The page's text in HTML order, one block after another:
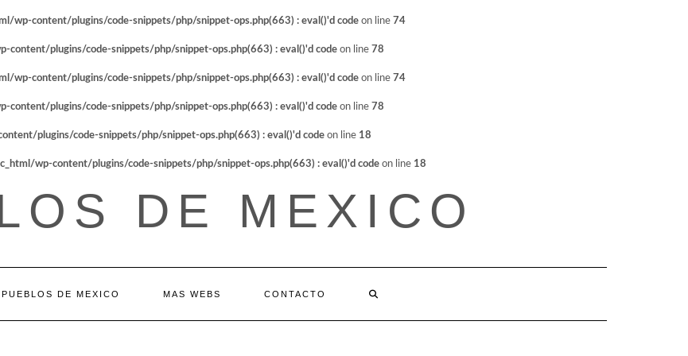
wp-content/plugins/code-snippets/php/snippet-ops.php(663) : eval()'d code on line 74
content/plugins/code-snippets/php/snippet-ops.php(663) : eval()'d code on line 78
wp-content/plugins/code-snippets/php/snippet-ops.php(663) : eval()'d code on line 74
content/plugins/code-snippets/php/snippet-ops.php(663) : eval()'d code on line 78
plugins/code-snippets/php/snippet-ops.php(663) : eval()'d code on line 18
wp-content/plugins/code-snippets/php/snippet-ops.php(663) : eval()'d code on line 18
DE MEXICO
PUEBLOS DE MEXICO MAS WEBS CONTACTO